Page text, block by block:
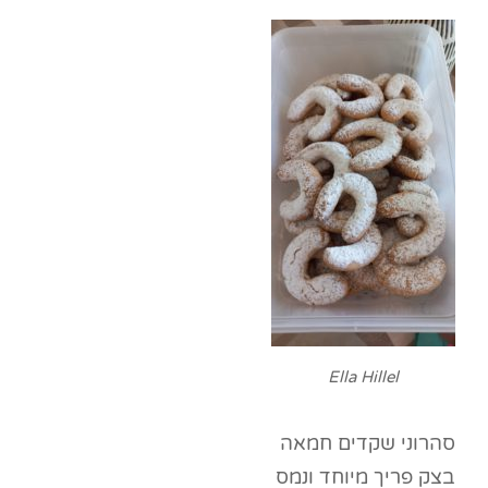
Ella Hillel
סהרוני שקדים חמאה
בצק פריך מיוחד ונמס